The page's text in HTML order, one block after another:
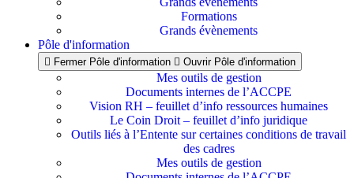
Formations
Grands évènements
Pôle d'information
Fermer Pôle d'information Ouvrir Pôle d'information
Mes outils de gestion
Documents internes de l’ACCPE
Vision RH – feuillet d’info ressources humaines
Le Coin Droit – feuillet d’info juridique
Outils liés à l’Entente sur certaines conditions de travail
des cadres
Mes outils de gestion